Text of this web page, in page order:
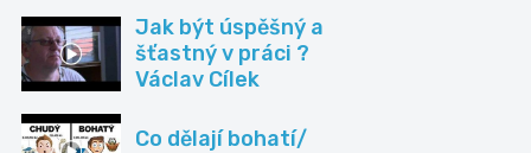
Jak být úspěšný a
šťastný v práci ?
Václav Cílek
Co dělají bohatí/